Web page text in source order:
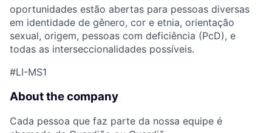
oportunidades estão abertas para pessoas diversas
em identidade de gênero, cor e etnia, orientação
sexual, origem, pessoas com deficiência (PcD), e
todas as interseccionalidades possíveis.
#LI-MS1
About the company
Cada pessoa que faz parte da nossa equipe é